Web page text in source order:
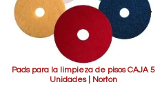
Pads para la limpieza de pisos CAJA 5
Unidades | Norton